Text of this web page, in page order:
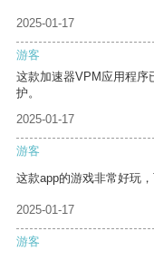
2025-01-17
游客
这款加速器VPM应用程序
护。
2025-01-17
游客
这款app的游戏非常好玩，
2025-01-17
游客